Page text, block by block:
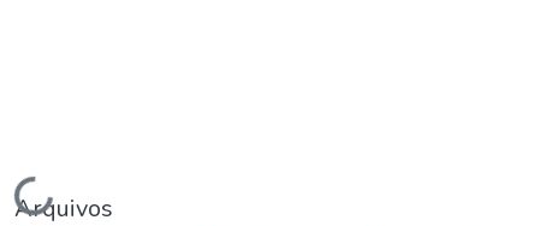
Carregando...
Arquivos